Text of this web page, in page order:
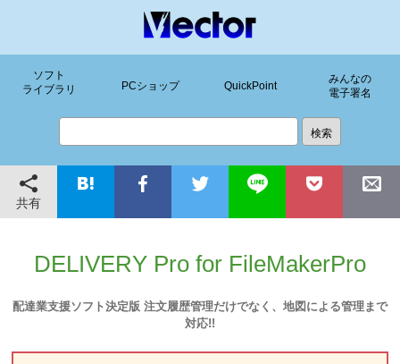
ソフト
ライブラリ
PCショップ QuickPoint
みんなの
電子署名
共有
DELIVERY Pro for FileMakerPro
配達業支援ソフト決定版 注文履歴管理だけでなく、地図による管理まで
対応!!